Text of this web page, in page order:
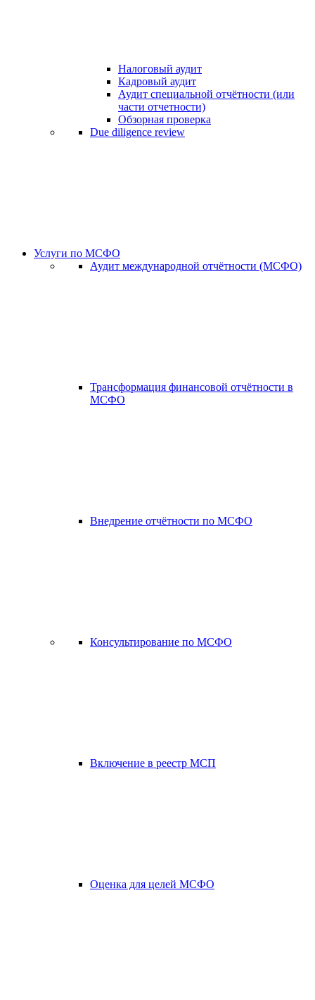
Налоговый аудит
Кадровый аудит
Аудит специальной отчётности (или
части отчетности)
Обзорная проверка
Due diligence review
Услуги по МСФО
Аудит международной отчётности (МСФО)
Трансформация финансовой отчётности в
МСФО
Внедрение отчётности по МСФО
Консультирование по МСФО
Включение в реестр МСП
Оценка для целей МСФО